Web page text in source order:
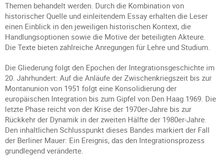
Themen behandelt werden. Durch die Kombination von
historischer Quelle und einleitendem Essay erhalten die Leser
einen Einblick in den jeweiligen historischen Kontext, die
Handlungsoptionen sowie die Motive der beteiligten Akteure.
Die Texte bieten zahlreiche Anregungen für Lehre und Studium.
Die Gliederung folgt den Epochen der Integrationsgeschichte im
20. Jahrhundert: Auf die Anläufe der Zwischenkriegszeit bis zur
Montanunion von 1951 folgt eine Konsolidierung der
europäischen Integration bis zum Gipfel von Den Haag 1969. Die
letzte Phase reicht von der Krise der 1970er-Jahre bis zur
Rückkehr der Dynamik in der zweiten Hälfte der 1980er-Jahre.
Den inhaltlichen Schlusspunkt dieses Bandes markiert der Fall
der Berliner Mauer: Ein Ereignis, das den Integrationsprozess
grundlegend veränderte.